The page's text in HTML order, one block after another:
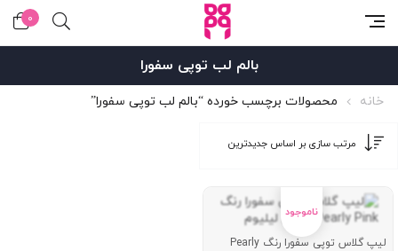
0
بالم لب توپی سفورا
خانه محصولات برچسب خورده “بالم لب توپی سفورا”
لیپ گلاس توپی سفورا رنگ Pearly